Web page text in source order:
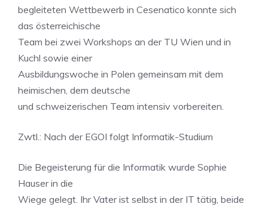
begleiteten Wettbewerb in Cesenatico konnte sich
das österreichische
Team bei zwei Workshops an der TU Wien und in
Kuchl sowie einer
Ausbildungswoche in Polen gemeinsam mit dem
heimischen, dem deutsche
und schweizerischen Team intensiv vorbereiten.
Zwtl.: Nach der EGOI folgt Informatik-Studium
Die Begeisterung für die Informatik wurde Sophie
Hauser in die
Wiege gelegt. Ihr Vater ist selbst in der IT tätig, beide